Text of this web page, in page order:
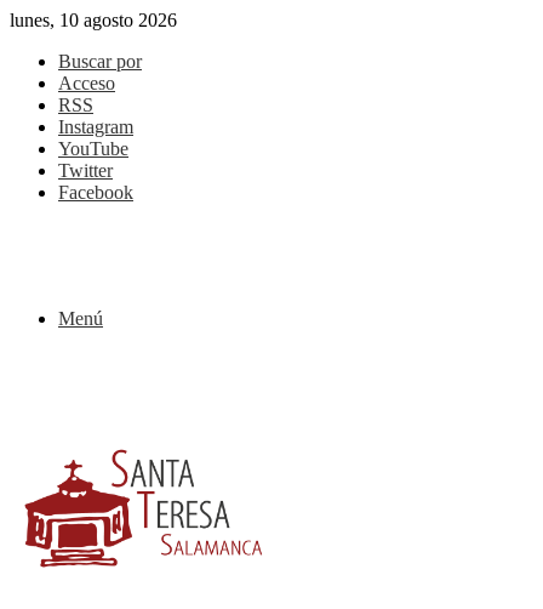
lunes, 10 agosto 2026
Buscar por
Acceso
RSS
Instagram
YouTube
Twitter
Facebook
Menú